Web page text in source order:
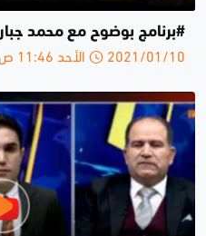
#برنامج بوضوح مع محمد جبار19-2-2019
2021/01/10 الأحد 11:46 ص